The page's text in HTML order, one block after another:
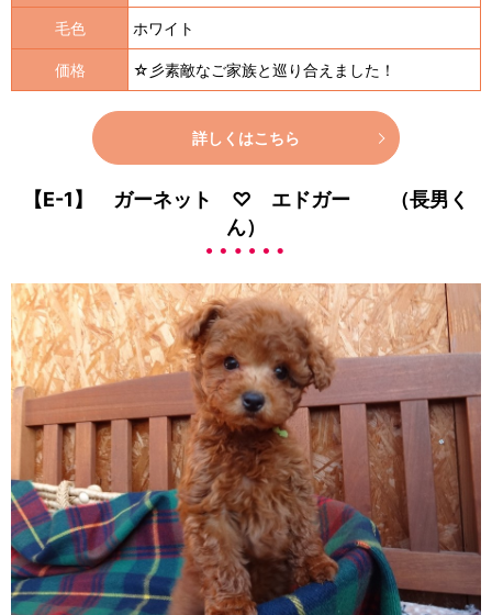
毛色 ホワイト
価格 ☆彡素敵なご家族と巡り合えました！
詳しくはこちら
【E-1】 ガーネット ♡ エドガー （長男く
ん）